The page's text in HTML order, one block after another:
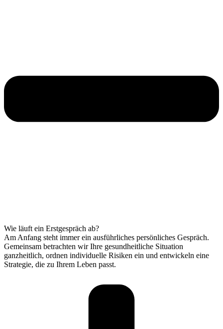
Wie läuft ein Erstgespräch ab?
Am Anfang steht immer ein ausführliches persönliches Gespräch.
Gemeinsam betrachten wir Ihre gesundheitliche Situation
ganzheitlich, ordnen individuelle Risiken ein und entwickeln eine
Strategie, die zu Ihrem Leben passt.